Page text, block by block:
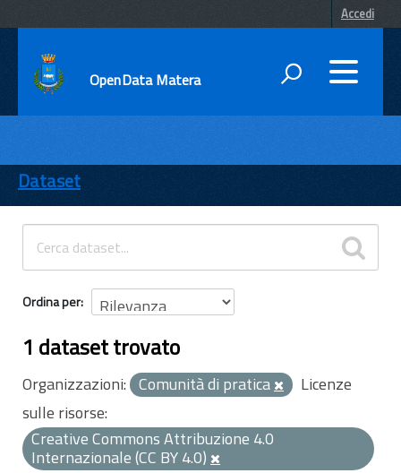
Accedi
OpenData Matera
ENTI
TEMI
INFORMAZIONI
Dataset
Ordina per
1 dataset trovato
Organizzazioni: Comunità di pratica
Licenze
sulle risorse:
Creative Commons Attribuzione 4.0
Internazionale (CC BY 4.0)